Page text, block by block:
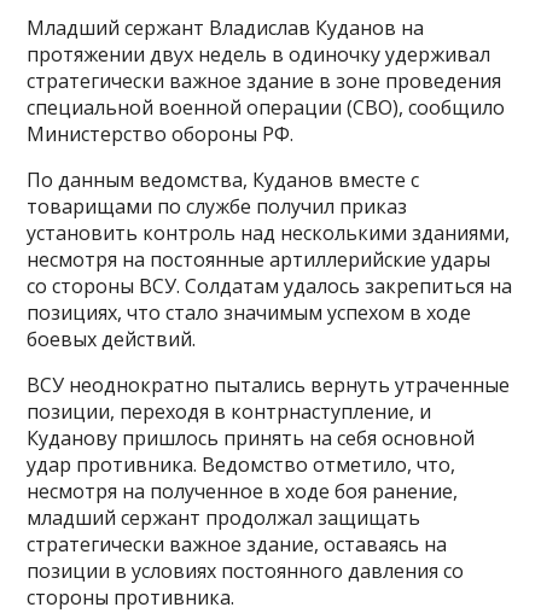
Младший сержант Владислав Куданов на
протяжении двух недель в одиночку удерживал
стратегически важное здание в зоне проведения
специальной военной операции (СВО), сообщило
Министерство обороны РФ.
По данным ведомства, Куданов вместе с
товарищами по службе получил приказ
установить контроль над несколькими зданиями,
несмотря на постоянные артиллерийские удары
со стороны ВСУ. Солдатам удалось закрепиться на
позициях, что стало значимым успехом в ходе
боевых действий.
ВСУ неоднократно пытались вернуть утраченные
позиции, переходя в контрнаступление, и
Куданову пришлось принять на себя основной
удар противника. Ведомство отметило, что,
несмотря на полученное в ходе боя ранение,
младший сержант продолжал защищать
стратегически важное здание, оставаясь на
позиции в условиях постоянного давления со
стороны противника.